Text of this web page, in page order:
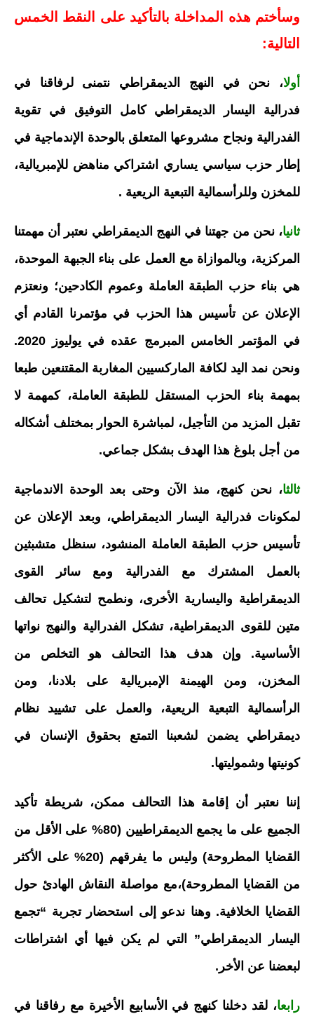
وسأختم هذه المداخلة بالتأكيد على النقط الخمس
التالية:
أولا، نحن في النهج الديمقراطي نتمنى لرفاقنا في
فدرالية اليسار الديمقراطي كامل التوفيق في تقوية
الفدرالية ونجاح مشروعها المتعلق بالوحدة الإندماجية في
إطار حزب سياسي يساري اشتراكي مناهض للإمبريالية،
للمخزن وللرأسمالية التبعية الريعية .
ثانيا، نحن من جهتنا في النهج الديمقراطي نعتبر أن مهمتنا
المركزية، وبالموازاة مع العمل على بناء الجبهة الموحدة،
هي بناء حزب الطبقة العاملة وعموم الكادحين؛ ونعتزم
الإعلان عن تأسيس هذا الحزب في مؤتمرنا القادم أي
في المؤتمر الخامس المبرمج عقده في يوليوز 2020.
ونحن نمد اليد لكافة الماركسيين المغاربة المقتنعين طبعا
بمهمة بناء الحزب المستقل للطبقة العاملة، كمهمة لا
تقبل المزيد من التأجيل، لمباشرة الحوار بمختلف أشكاله
من أجل بلوغ هذا الهدف بشكل جماعي.
ثالثا، نحن كنهج، منذ الآن وحتى بعد الوحدة الاندماجية
لمكونات فدرالية اليسار الديمقراطي، وبعد الإعلان عن
تأسيس حزب الطبقة العاملة المنشود، سنظل متشبثين
بالعمل المشترك مع الفدرالية ومع سائر القوى
الديمقراطية واليسارية الأخرى، ونطمح لتشكيل تحالف
متين للقوى الديمقراطية، تشكل الفدرالية والنهج نواتها
الأساسية. وإن هدف هذا التحالف هو التخلص من
المخزن، ومن الهيمنة الإمبريالية على بلادنا، ومن
الرأسمالية التبعية الريعية، والعمل على تشييد نظام
ديمقراطي يضمن لشعبنا التمتع بحقوق الإنسان في
كونيتها وشموليتها.
إننا نعتبر أن إقامة هذا التحالف ممكن، شريطة تأكيد
الجميع على ما يجمع الديمقراطيين (80% على الأقل من
القضايا المطروحة) وليس ما يفرقهم (20% على الأكثر
من القضايا المطروحة)،مع مواصلة النقاش الهادئ حول
القضايا الخلافية. وهنا ندعو إلى استحضار تجربة “تجمع
اليسار الديمقراطي” التي لم يكن فيها أي اشتراطات
لبعضنا عن الأخر.
رابعا، لقد دخلنا كنهج في الأسابيع الأخيرة مع رفاقنا في